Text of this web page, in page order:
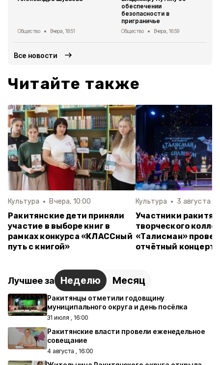
Общество Вчера, 18:51
обеспечении
безопасности в
приграничье
Общество Вчера, 16:59
Все новости
Читайте также
Культура Вчера, 10:00
Ракитянские дети приняли
участие в выборе книг в
рамках конкурса «КЛАССный
путь с книгой»
Культура 3 августа ,
Участники
творческого
«Талисман»
отчётный концерт
Лучшее за Неделю Месяц
Ракитянцы отметили годовщину
муниципального округа и день посёлка
31 июля , 16:00
Ракитянские власти провели еженедельное
совещание
4 августа , 16:00